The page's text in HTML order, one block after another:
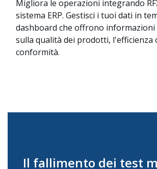
Migliora le operazioni integrando
sistema ERP. Gestisci i tuoi dati in
dashboard che offrono
sulla qualità dei prodotti, l'efficienza
conformità.
Il fallimento dei test